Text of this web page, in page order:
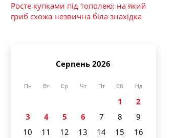
Росте купками під тополею: на який
гриб схожа незвична біла знахідка
Серпень 2026
Пн Вт Ср Чт Пт Сб Нд
1
2
3
4 5 6 7 8
9
10
11 12 13 14 15
16